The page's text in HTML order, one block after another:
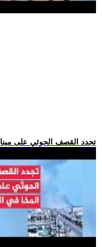
.. تجدد القصف الحوثي على